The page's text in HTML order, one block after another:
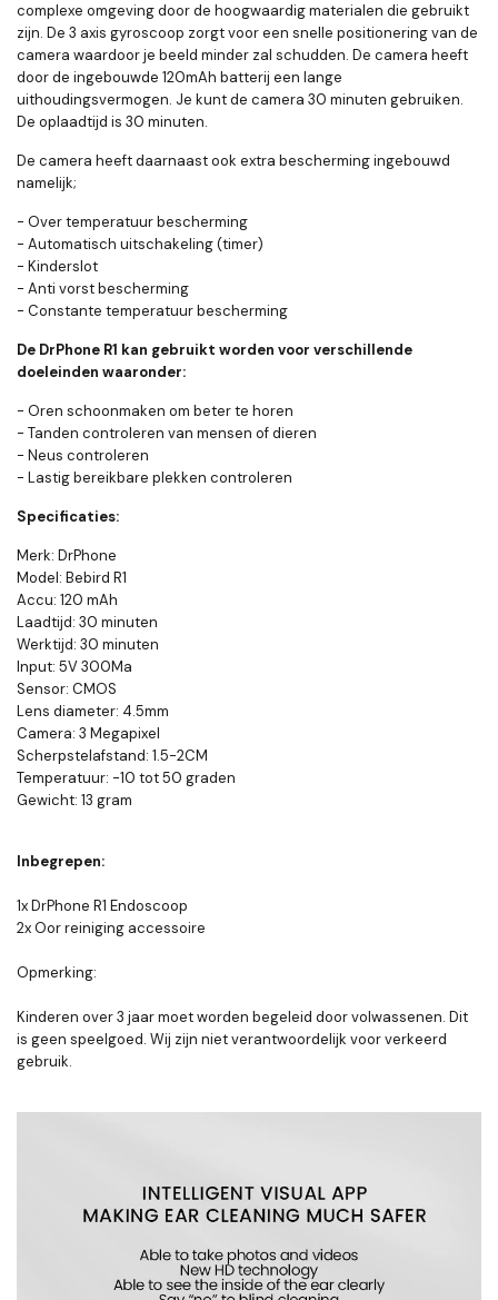
complexe omgeving door de hoogwaardig materialen die gebruikt
zijn. De 3 axis gyroscoop zorgt voor een snelle positionering van de
camera waardoor je beeld minder zal schudden. De camera heeft
door de ingebouwde 120mAh batterij een lange
uithoudingsvermogen. Je kunt de camera 30 minuten gebruiken.
De oplaadtijd is 30 minuten.
De camera heeft daarnaast ook extra bescherming ingebouwd
namelijk;
- Over temperatuur bescherming
- Automatisch uitschakeling (timer)
- Kinderslot
- Anti vorst bescherming
- Constante temperatuur bescherming
De DrPhone R1 kan gebruikt worden voor verschillende
doeleinden waaronder:
- Oren schoonmaken om beter te horen
- Tanden controleren van mensen of dieren
- Neus controleren
- Lastig bereikbare plekken controleren
Specificaties:
Merk: DrPhone
Model: Bebird R1
Accu: 120 mAh
Laadtijd: 30 minuten
Werktijd: 30 minuten
Input: 5V 300Ma
Sensor: CMOS
Lens diameter: 4.5mm
Camera: 3 Megapixel
Scherpstelafstand: 1.5-2CM
Temperatuur: -10 tot 50 graden
Gewicht: 13 gram
Inbegrepen:
1x DrPhone R1 Endoscoop
2x Oor reiniging accessoire
Opmerking:
Kinderen over 3 jaar moet worden begeleid door volwassenen. Dit
is geen speelgoed. Wij zijn niet verantwoordelijk voor verkeerd
gebruik.